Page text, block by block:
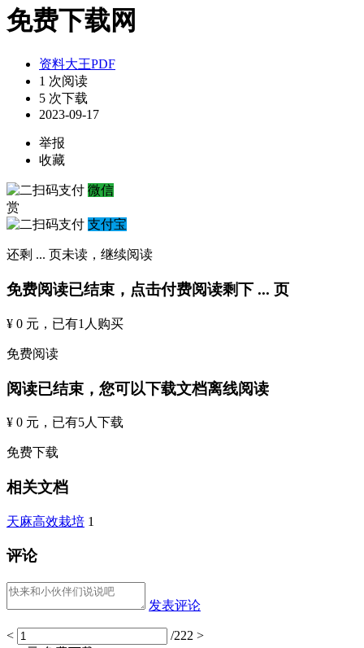
免费下载网
资料大王PDF
1 次阅读
5 次下载
2023-09-17
举报
收藏
微信
赏
支付宝
还剩 ... 页未读， 继续阅读
免费阅读已结束，点击付费阅读剩下 ... 页
¥ 0 元 ，已有1 人购买
免费阅读
阅读已结束，您可以下载文档离线阅读
¥ 0 元 ，已有5人下载
免费下载
相关文档
天麻高效栽培 1
评论
发表评论
< /222 >